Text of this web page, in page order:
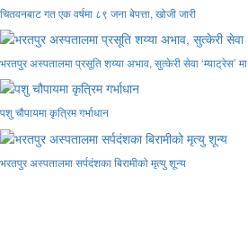
चितवनबाट गत एक वर्षमा ८९ जना बेपत्ता, खोजी जारी
भरतपुर अस्पतालमा प्रसूति शय्या अभाव, सुत्केरी सेवा ‘म्याट्रेस’ मा
पशु चौपायमा कृत्रिम गर्भाधान
भरतपुर अस्पतालमा सर्पदंशका बिरामीको मृत्यु शून्य